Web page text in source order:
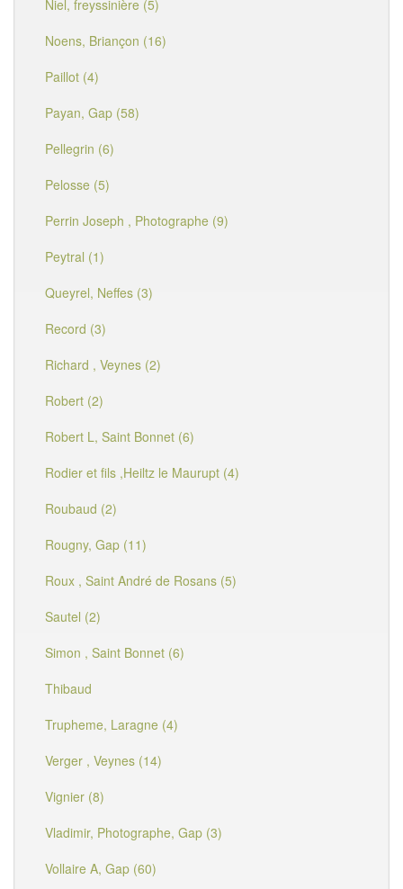
Niel, freyssinière (5)
Noens, Briançon (16)
Paillot (4)
Payan, Gap (58)
Pellegrin (6)
Pelosse (5)
Perrin Joseph , Photographe (9)
Peytral (1)
Queyrel, Neffes (3)
Record (3)
Richard , Veynes (2)
Robert (2)
Robert L, Saint Bonnet (6)
Rodier et fils ,Heiltz le Maurupt (4)
Roubaud (2)
Rougny, Gap (11)
Roux , Saint André de Rosans (5)
Sautel (2)
Simon , Saint Bonnet (6)
Thibaud
Trupheme, Laragne (4)
Verger , Veynes (14)
Vignier (8)
Vladimir, Photographe, Gap (3)
Vollaire A, Gap (60)